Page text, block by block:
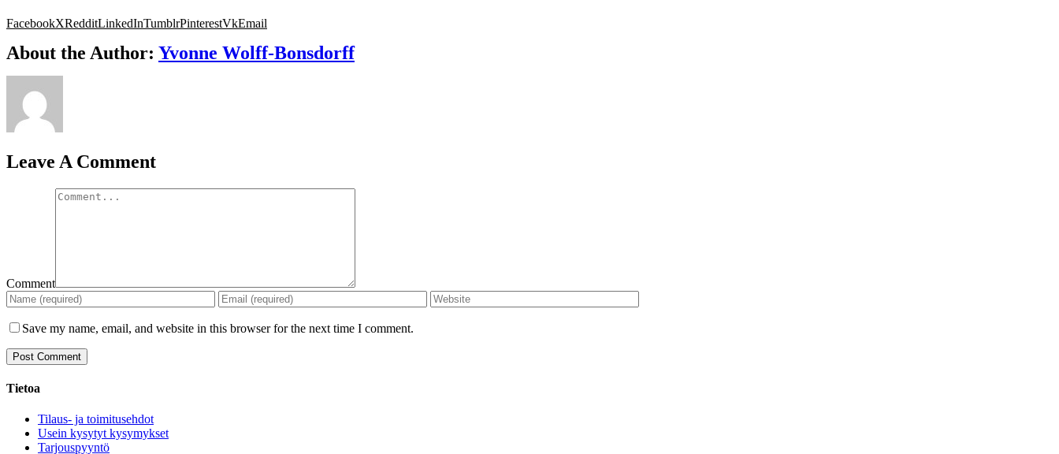
FacebookXRedditLinkedInTumblrPinterestVkEmail
About the Author: Yvonne Wolff-Bonsdorff
Leave A Comment
Comment
Save my name, email, and website in this browser for the next time I comment.
Tietoa
Tilaus- ja toimitusehdot
Usein kysytyt kysymykset
Tarjouspyyntö